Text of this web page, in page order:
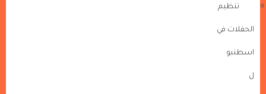
تنظيم
الحفلات في
اسطنبو
ل